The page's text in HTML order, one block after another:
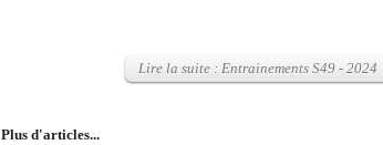
Lire la suite : Entrainements S49 - 2024
Plus d'articles...